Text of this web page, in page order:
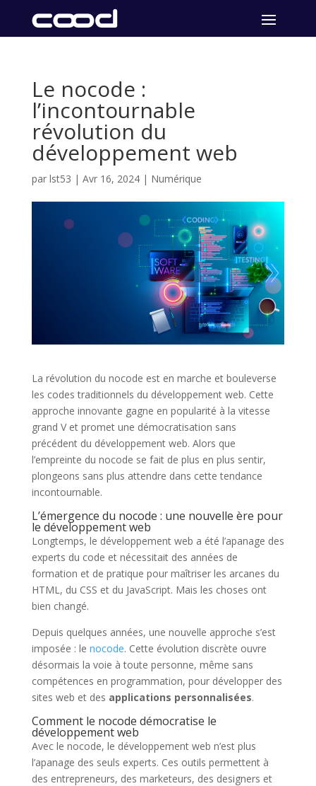
Le nocode :
l’incontournable
révolution du
développement web
par lst53 | Avr 16, 2024| Numérique
La révolution du nocode est en marche et bouleverse
les codes traditionnels du développement web. Cette
approche innovante gagne en popularité à la vitesse
grand V et promet une démocratisation sans
précédent du développement web. Alors que
l’empreinte du nocode se fait de plus en plus sentir,
plongeons sans plus attendre dans cette tendance
incontournable.
L’émergence du nocode : une nouvelle ère pour
le développement web
Longtemps, le développement web a été l’apanage des
experts du code et nécessitait des années de
formation et de pratique pour maîtriser les arcanes du
HTML, du CSS et du JavaScript. Mais les choses ont
bien changé.
Depuis quelques années, une nouvelle approche s’est
imposée : le nocode. Cette évolution discrète ouvre
désormais la voie à toute personne, même sans
compétences en programmation, pour développer des
sites web et des applications personnalisées.
Comment le nocode démocratise le
développement web
Avec le nocode, le développement web n’est plus
l’apanage des seuls experts. Ces outils permettent à
des entrepreneurs, des marketeurs, des designers et